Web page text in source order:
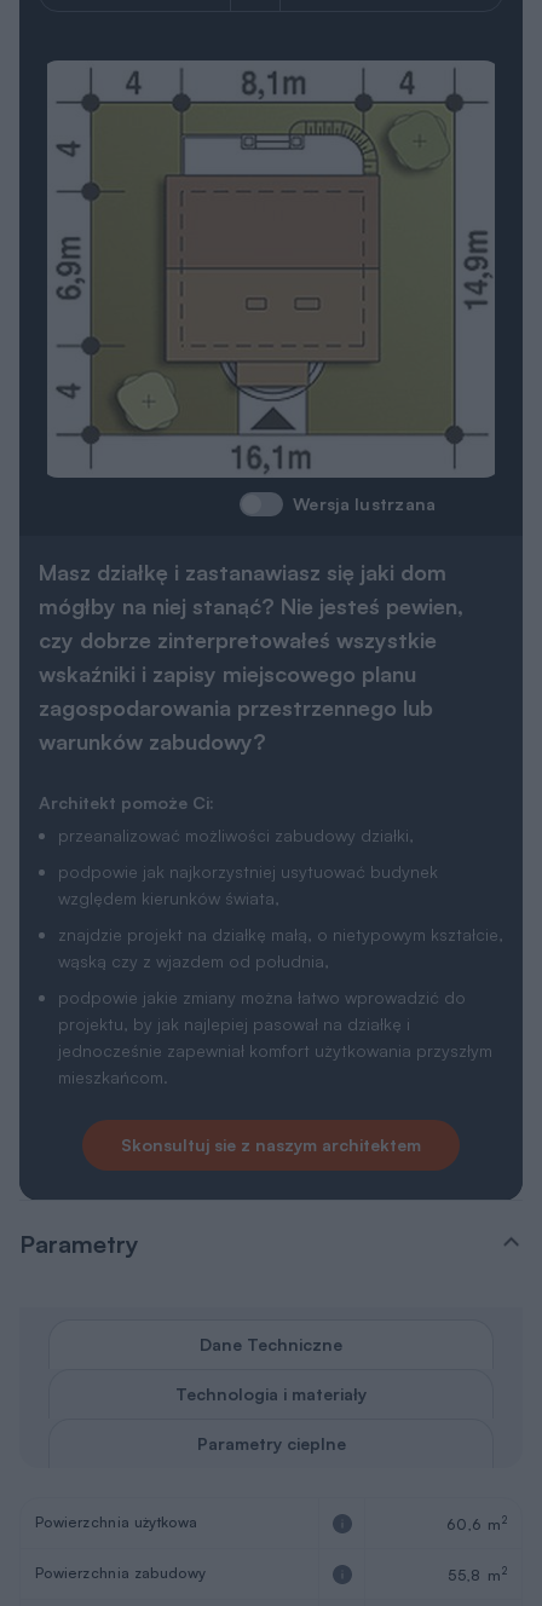
Wersja lustrzana
Masz działkę i zastanawiasz się jaki dom
mógłby na niej stanąć? Nie jesteś pewien,
czy dobrze zinterpretowałeś wszystkie
wskaźniki i zapisy miejscowego planu
zagospodarowania przestrzennego lub
warunków zabudowy?
Architekt pomoże Ci:
przeanalizować możliwości zabudowy działki,
podpowie jak najkorzystniej usytuować budynek
względem kierunków świata,
znajdzie projekt na działkę małą, o nietypowym kształcie,
wąską czy z wjazdem od południa,
podpowie jakie zmiany można łatwo wprowadzić do
projektu, by jak najlepiej pasował na działkę i
jednocześnie zapewniał komfort użytkowania przyszłym
mieszkańcom.
Skonsultuj sie z naszym architektem
Parametry
Dane Techniczne
Technologia i materiały
Parametry cieplne
Powierzchnia użytkowa 60,6 m2
Powierzchnia zabudowy 55,8 m2